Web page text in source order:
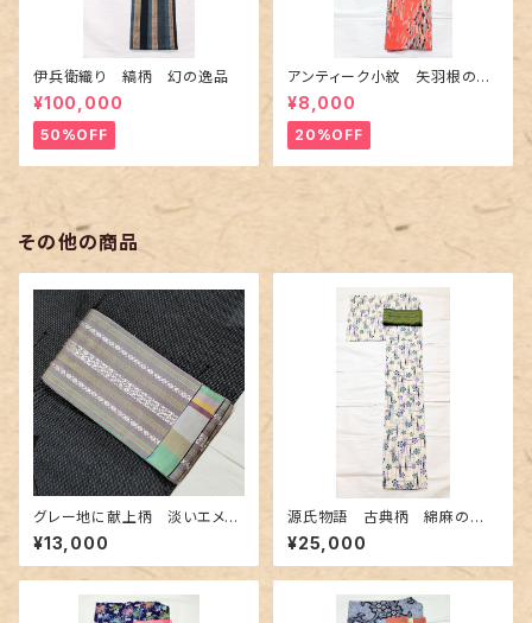
伊兵衛織り 縞柄 幻の逸品
¥100,000
50%OFF
アンティーク小紋 矢羽根の地
紋に短冊柄 裄６６cm
¥8,000
20%OFF
その他の商品
グレー地に献上柄 淡いエメラ
ルドグリーン 博多織りリバー
シブル半幅帯
¥13,000
源氏物語 古典柄 綿麻の浴
衣 紅型調
¥25,000